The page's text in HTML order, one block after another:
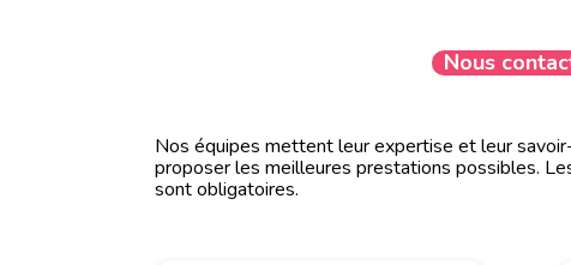
Nous
Nos équipes mettent leur expertise et leur
proposer les meilleures prestations possibles.
sont obligatoires.